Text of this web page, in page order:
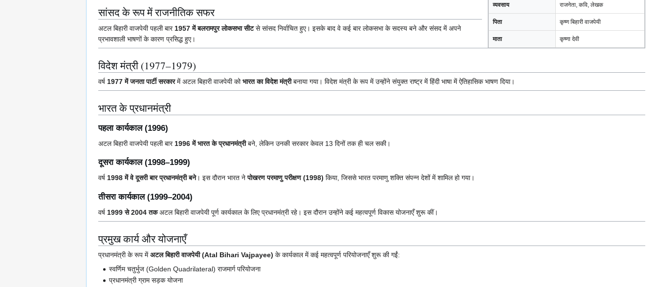
व्यवसाय राजनेता, कवि, लेखक
पिता कृष्ण बिहारी वाजपेयी
माता कृष्णा देवी
सांसद के रूप में राजनीतिक सफर
अटल बिहारी वाजपेयी पहली बार1957 में बलरामपुर लोकसभा सीटसे सांसद निर्वाचित हुए। इसके बाद वे कई बार लोकसभा के सदस्य बने और संसद में अपने
प्रभावशाली भाषणों के कारण प्रसिद्ध हुए।
विदेश मंत्री (1977–1979)
वर्ष 1977 में जनता पार्टी सरकारमें अटल बिहारी वाजपेयी कोभारत का विदेश मंत्रीबनाया गया। विदेश मंत्री के रूप में उन्होंने संयुक्त राष्ट्र में हिंदी भाषा में ऐतिहासिक भाषण दिया।
भारत के प्रधानमंत्री
पहला कार्यकाल (1996)
अटल बिहारी वाजपेयी पहली बार 1996 में भारत के प्रधानमंत्रीबने, लेकिन उनकी सरकार केवल 13 दिनों तक ही चल सकी।
दूसरा कार्यकाल (1998–1999)
वर्ष 1998 में वे दूसरी बार प्रधानमंत्री बने। इस दौरान भारत नेपोखरण परमाणु परीक्षण (1998) किया, जिससे भारत परमाणु शक्ति संपन्न देशों में शामिल हो गया।
तीसरा कार्यकाल (1999–2004)
वर्ष 1999 से 2004 तकअटल बिहारी वाजपेयी पूर्ण कार्यकाल के लिए प्रधानमंत्री रहे। इस दौरान उन्होंने कई महत्वपूर्ण विकास योजनाएँ शुरू कीं।
प्रमुख कार्य और योजनाएँ
प्रधानमंत्री के रूप मेंअटल बिहारी वाजपेयी (Atal Bihari Vajpayee) के कार्यकाल में कई महत्वपूर्ण परियोजनाएँ शुरू की गईं:
स्वर्णिम चतुर्भुज (Golden Quadrilateral) राजमार्ग परियोजना
प्रधानमंत्री ग्राम सड़क योजना